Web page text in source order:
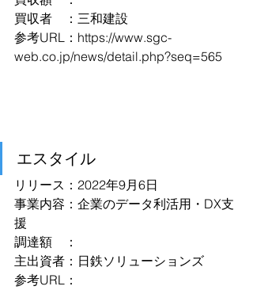
買収者　：三和建設
参考URL： https://www.sgc-
web.co.jp/news/detail.php?seq=565
エスタイル
リリース：2022年9月6日
事業内容：企業のデータ利活用・DX支
援
調達額　：
主出資者：日鉄ソリューションズ
参考URL：